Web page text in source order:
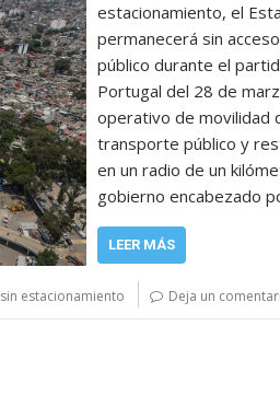
estacionamiento, el
permanecerá sin
público durante el
Portugal del 28 de
operativo de movilidad
transporte público y
en un radio de un
gobierno encabezado
LEER MÁS
sin estacionamiento Deja un